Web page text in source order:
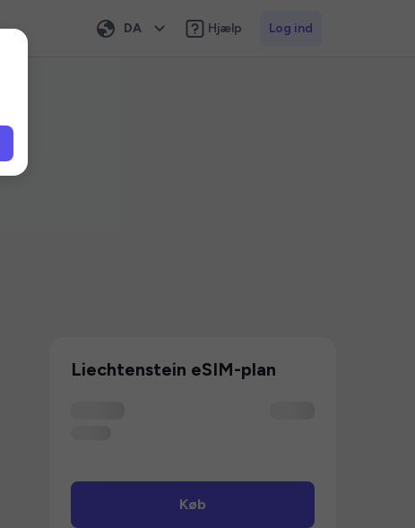
DA Hjælp Log ind
Liechtenstein eSIM-plan
Køb